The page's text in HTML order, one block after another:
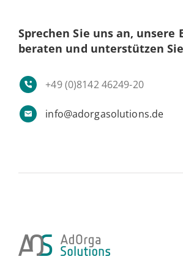
Spre­chen Sie uns an, unsere
beraten und un­ter­stüt­zen
+49 (0)8142 46249-20
info@adorgasolutions.de